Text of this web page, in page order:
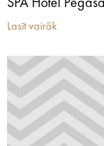
SPA Hotel
Lasīt vairāk